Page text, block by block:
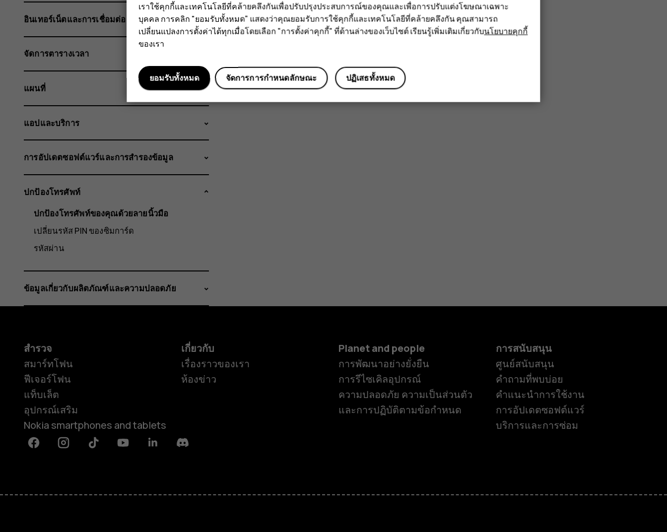
สมาร์ทโฟน
ข้อมูลนี้มีประโยชน์กับคุณหรือไม่
อินเทอร์เน็ตและการเชื่อมต่อ
จัดการตารางเวลา
แผนที่
แอปและบริการ
การอัปเดตซอฟต์แวร์และการสำรองข้อมูล
ปกป้องโทรศัพท์
ปกป้องโทรศัพท์ของคุณด้วยลายนิ้วมือ
เปลี่ยนรหัส PIN ของซิมการ์ด
รหัสผ่าน
ข้อมูลเกี่ยวกับผลิตภัณฑ์และความปลอดภัย
สำรวจ
สมาร์ทโฟน
ฟีเจอร์โฟน
แท็บเล็ต
อุปกรณ์เสริม
Nokia smartphones and tablets
เกี่ยวกับ
เรื่องราวของเรา
ห้องข่าว
Planet and people
การพัฒนาอย่างยั่งยืน
การรีไซเคิลอุปกรณ์
ความปลอดภัย ความเป็นส่วนตัว
และการปฏิบัติตามข้อกำหนด
การสนับสนุน
ศูนย์สนับสนุน
คำถามที่พบบ่อย
คำแนะนำการใช้งาน
การอัปเดตซอฟต์แวร์
บริการและการซ่อม
FacebookInstagramTiktok YoutubeLinkedinDiscord
เราใช้คุกกี้และเทคโนโลยีที่คล้ายคลึงกันเพื่อปรับปรุงประสบการณ์ของคุณและเพื่อการปรับแต่งโฆษณาเฉพาะ
บุคคล การคลิก "ยอมรับทั้งหมด" แสดงว่าคุณยอมรับการใช้คุกกี้และเทคโนโลยีที่คล้ายคลึงกัน คุณสามารถ
เปลี่ยนแปลงการตั้งค่าได้ทุกเมื่อโดยเลือก "การตั้งค่าคุกกี้" ที่ด้านล่างของเว็บไซต์ เรียนรู้เพิ่มเติมเกี่ยวกับนโยบายคุกกี้
ของเรา
ปฏิเสธทั้งหมด
จัดการการกำหนดลักษณะ
ยอมรับทั้งหมด